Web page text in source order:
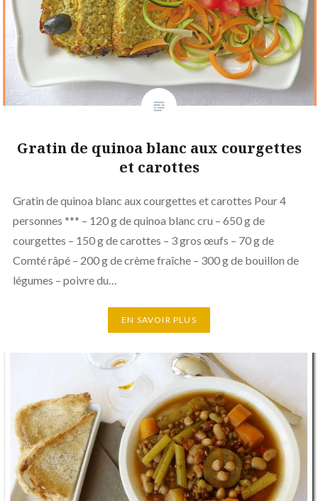
Gratin de quinoa blanc aux courgettes
et carottes
Gratin de quinoa blanc aux courgettes et carottes Pour 4
personnes *** – 120 g de quinoa blanc cru – 650 g de
courgettes – 150 g de carottes – 3 gros œufs – 70 g de
Comté râpé – 200 g de crème fraîche – 300 g de bouillon de
légumes – poivre du…
EN SAVOIR PLUS